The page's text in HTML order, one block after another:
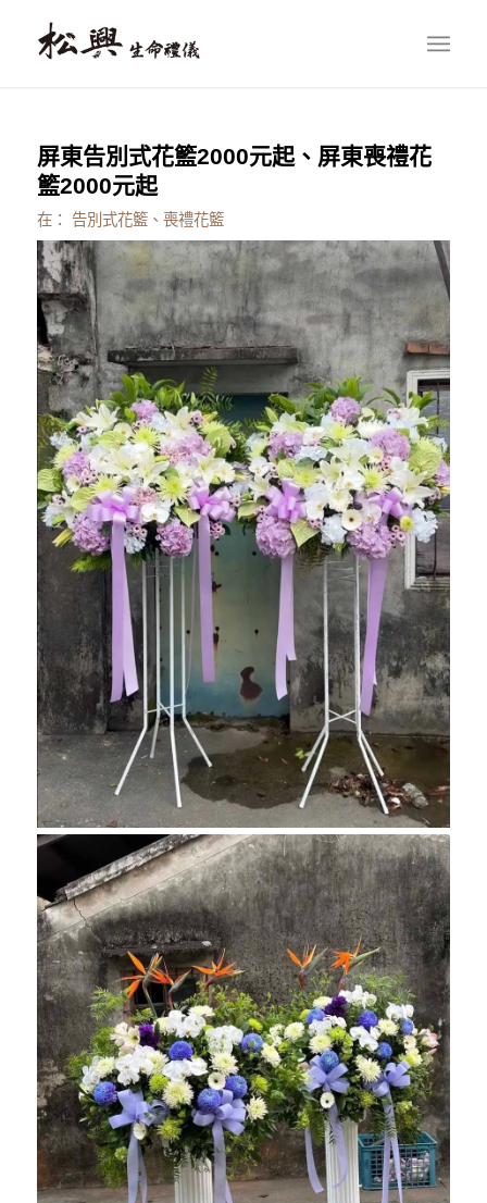
屏東告別式花籃2000元起、屏東喪禮花
籃2000元起
在： 告別式花籃、喪禮花籃